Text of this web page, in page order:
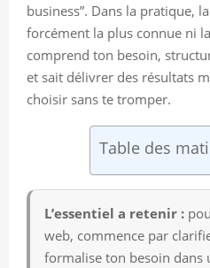
business”. Dans la pratique,
forcément la plus connue ni
comprend ton besoin,
et sait délivrer des résultats
choisir sans te tromper.
Table des
L’essentiel a retenir :
web, commence par
formalise ton besoin dans